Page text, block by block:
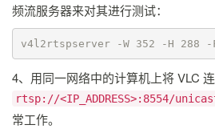
频流服务器来对其进行测试：
v4l2rtspserver -W 352 -H 288
4、用同一网络中的计算机上将 VLC
rtsp://<IP_ADDRESS>:8554/
常工作。